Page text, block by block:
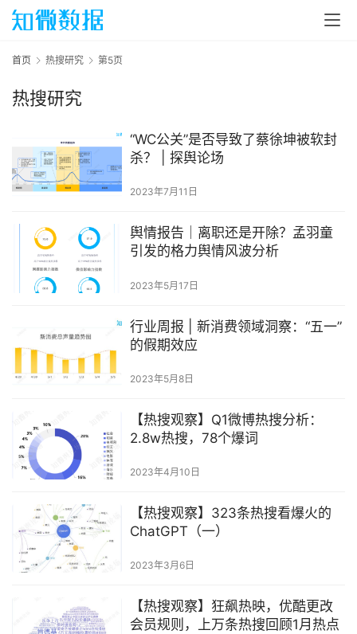
首页 热搜研究 第5页
热搜研究
“WC公关”是否导致了蔡徐坤被软封
杀？ | 探舆论场
2023年7月11日
舆情报告｜离职还是开除？孟羽童
引发的格力舆情风波分析
2023年5月17日
行业周报 | 新消费领域洞察：“五一”
的假期效应
2023年5月8日
【热搜观察】Q1微博热搜分析：
2.8w热搜，78个爆词
2023年4月10日
【热搜观察】323条热搜看爆火的
ChatGPT（一）
2023年3月6日
【热搜观察】狂飙热映，优酷更改
会员规则，上万条热搜回顾1月热点